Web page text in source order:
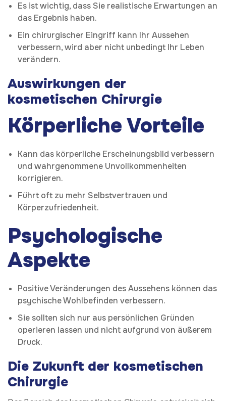
Es ist wichtig, dass Sie realistische Erwartungen an
das Ergebnis haben.
Ein chirurgischer Eingriff kann Ihr Aussehen
verbessern, wird aber nicht unbedingt Ihr Leben
verändern.
Auswirkungen der
kosmetischen Chirurgie
Körperliche Vorteile
Kann das körperliche Erscheinungsbild verbessern
und wahrgenommene Unvollkommenheiten
korrigieren.
Führt oft zu mehr Selbstvertrauen und
Körperzufriedenheit.
Psychologische
Aspekte
Positive Veränderungen des Aussehens können das
psychische Wohlbefinden verbessern.
Sie sollten sich nur aus persönlichen Gründen
operieren lassen und nicht aufgrund von äußerem
Druck.
Die Zukunft der kosmetischen
Chirurgie